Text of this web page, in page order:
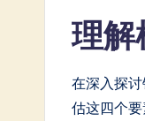
理解
在深入探
估这四个要